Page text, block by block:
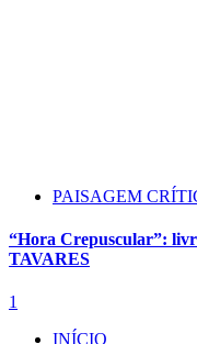
PAISAGEM
“Hora Crepuscular”:
TAVARES
1
INÍCIO